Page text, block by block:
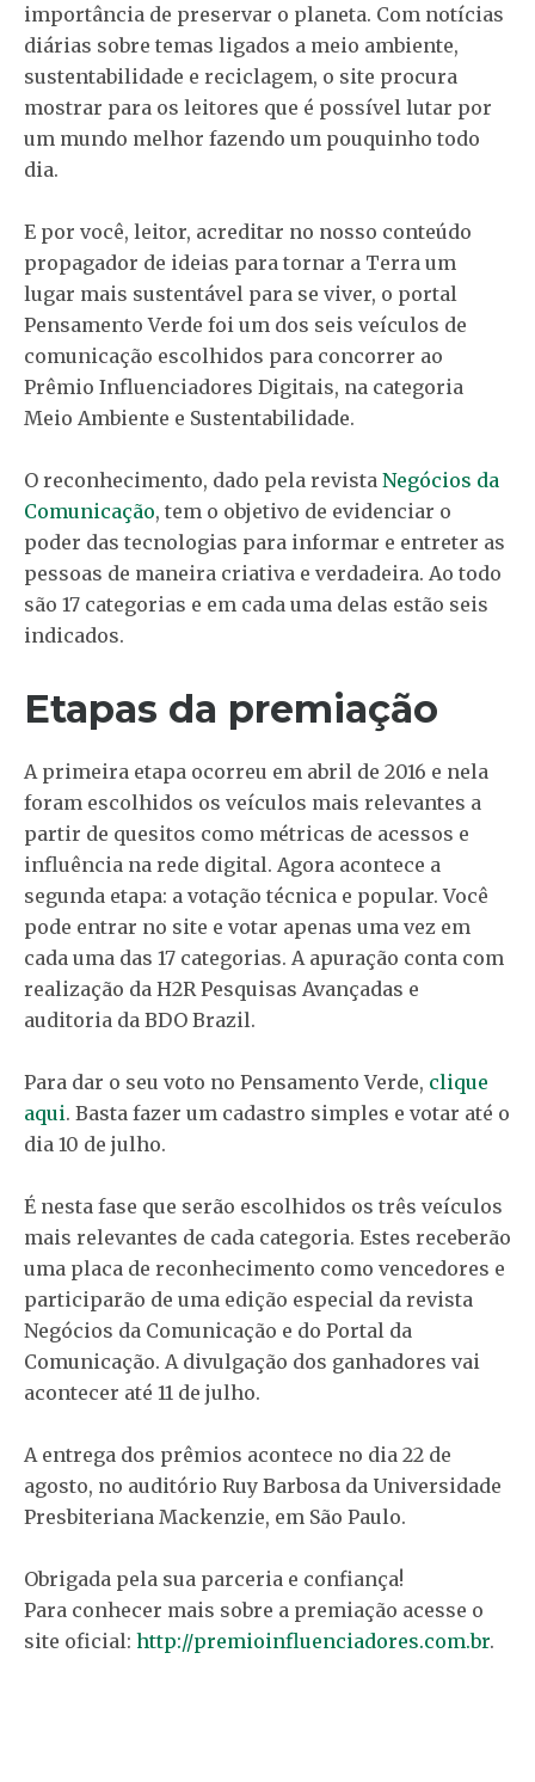
importância de preservar o planeta. Com notícias
diárias sobre temas ligados a meio ambiente,
sustentabilidade e reciclagem, o site procura
mostrar para os leitores que é possível lutar por
um mundo melhor fazendo um pouquinho todo
dia.
E por você, leitor, acreditar no nosso conteúdo
propagador de ideias para tornar a Terra um
lugar mais sustentável para se viver, o portal
Pensamento Verde foi um dos seis veículos de
comunicação escolhidos para concorrer ao
Prêmio Influenciadores Digitais, na categoria
Meio Ambiente e Sustentabilidade.
O reconhecimento, dado pela revista Negócios da
Comunicação, tem o objetivo de evidenciar o
poder das tecnologias para informar e entreter as
pessoas de maneira criativa e verdadeira. Ao todo
são 17 categorias e em cada uma delas estão seis
indicados.
Etapas da premiação
A primeira etapa ocorreu em abril de 2016 e nela
foram escolhidos os veículos mais relevantes a
partir de quesitos como métricas de acessos e
influência na rede digital. Agora acontece a
segunda etapa: a votação técnica e popular. Você
pode entrar no site e votar apenas uma vez em
cada uma das 17 categorias. A apuração conta com
realização da H2R Pesquisas Avançadas e
auditoria da BDO Brazil.
Para dar o seu voto no Pensamento Verde, clique
aqui. Basta fazer um cadastro simples e votar até o
dia 10 de julho.
É nesta fase que serão escolhidos os três veículos
mais relevantes de cada categoria. Estes receberão
uma placa de reconhecimento como vencedores e
participarão de uma edição especial da revista
Negócios da Comunicação e do Portal da
Comunicação. A divulgação dos ganhadores vai
acontecer até 11 de julho.
A entrega dos prêmios acontece no dia 22 de
agosto, no auditório Ruy Barbosa da Universidade
Presbiteriana Mackenzie, em São Paulo.
Obrigada pela sua parceria e confiança!
Para conhecer mais sobre a premiação acesse o
site oficial: http://premioinfluenciadores.com.br.